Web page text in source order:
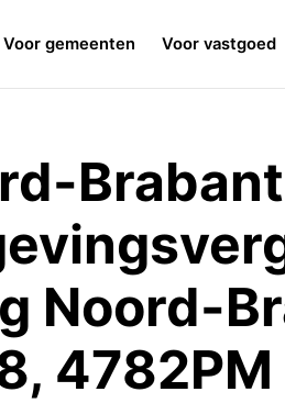
Voor gemeenten Voor vastgoed
Noord-